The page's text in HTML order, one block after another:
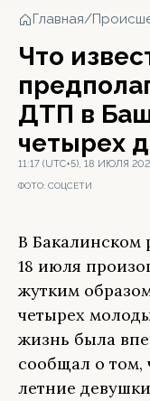
Главная/
Что
ДТП в
четырех
11:17 (UTC+5), 18 ИЮЛЯ
ФОТО: СОЦСЕТИ
В Бакалинском
18 июля
жутким
четырех
жизнь была
сообщал о том,
летние